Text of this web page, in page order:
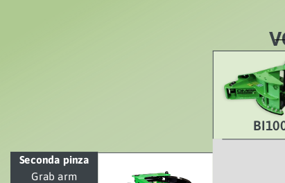
Seconda pinza
Grab arm